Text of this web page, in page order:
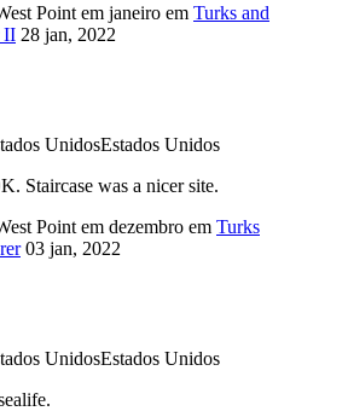
Point em janeiro em Turks and
II 28 jan, 2022
Estados Unidos
Staircase was a nicer site.
Point em dezembro em Turks
03 jan, 2022
Estados Unidos